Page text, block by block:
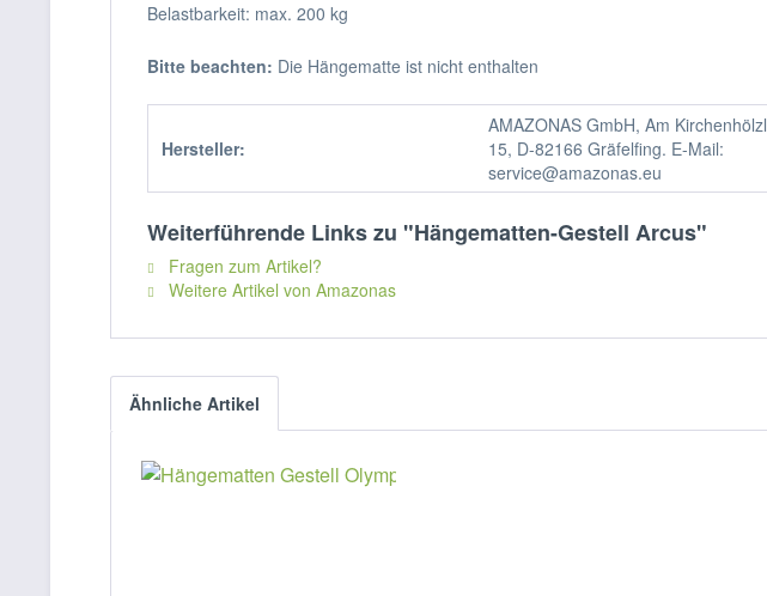
Belastbarkeit: max. 200 kg
Bitte beachten: Die Hängematte ist nicht enthalten
Hersteller:
AMAZONAS GmbH, Am Kirchenhölzl
15, D-82166 Gräfelfing. E-Mail:
service@amazonas.eu
Weiterführende Links zu "Hängematten-Gestell Arcus"
Fragen zum Artikel?
Weitere Artikel von Amazonas
Ähnliche Artikel